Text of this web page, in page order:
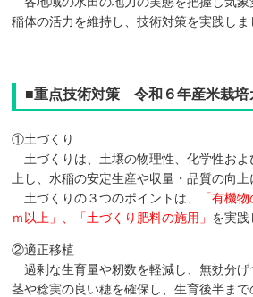
稲体の活力を維持し、技術対策を実践しま
■重点技術対策 令和６年産米栽培
①土づくり
土づくりは、土壌の物理性、化学性およ
上し、水稲の安定生産や収量・品質の向上
土づくりの３つのポイントは、
「有機
ｍ以上」、「土づくり肥料の施用」 を実践
②適正移植
過剰な生育量や籾数を軽減し、無効分げ
茎や稔実の良い穂を確保し、生育後半ま